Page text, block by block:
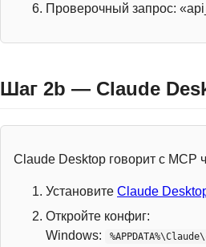
Проверочный запрос:
Шаг 2b — Claude
Claude Desktop говорит с MCP
Установите Claude
Откройте конфиг:
Windows: